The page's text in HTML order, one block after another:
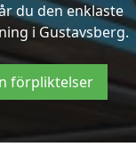
du den enklaste
i Gustavsberg.
förpliktelser